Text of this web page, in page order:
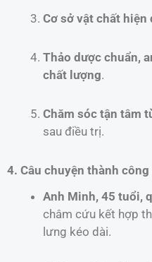
Cơ sở vật chất hiện
Thảo dược chuẩn,
chất lượng.
Chăm sóc tận tâm
sau điều trị.
4. Câu chuyện thành
Anh Minh, 45 tuổi,
châm cứu kết hợp
lưng kéo dài.